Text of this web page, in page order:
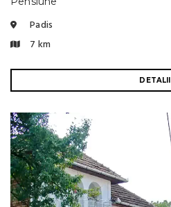
Padis
7 km
DETALII